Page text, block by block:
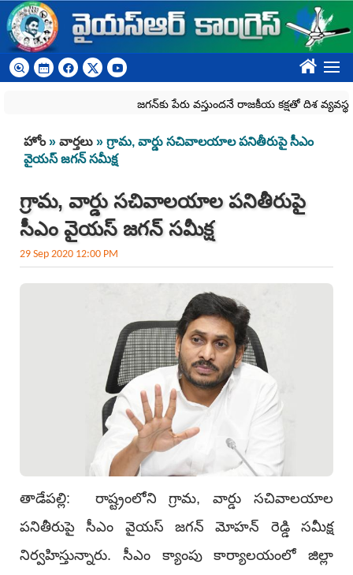
Skip to main content
????
జగన్‌కు పేరు వస్తుందనే రాజకీయ కక్షతో దిశ వ్య‌వ‌స్థ‌ను
You are here
హోం» వార్తలు » గ్రామ‌, వార్డు స‌చివాల‌యాల ప‌నితీరుపై సీఎం
వైయ‌స్ జ‌గ‌న్ స‌మీక్ష‌
గ్రామ‌, వార్డు స‌చివాల‌యాల ప‌నితీరుపై
సీఎం వైయ‌స్ జ‌గ‌న్ స‌మీక్ష‌
29 Sep 2020 12:00 PM
తాడేప‌ల్లి: రాష్ట్రంలోని గ్రామ‌, వార్డు స‌చివాల‌యాల
ప‌నితీరుపై సీఎం వైయ‌స్ జ‌గ‌న్ మోహ‌న్ రెడ్డి స‌మీక్ష
నిర్వ‌హిస్తున్నారు. సీఎం క్యాంపు కార్యాల‌యంలో జిల్లా